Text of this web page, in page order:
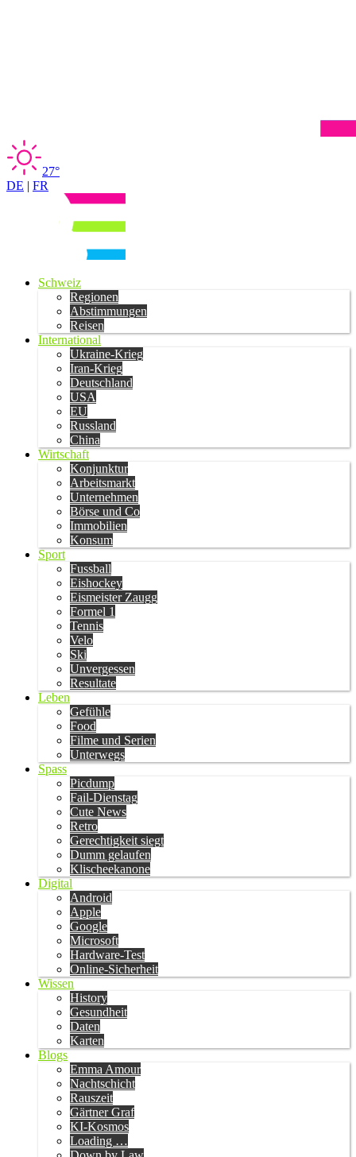
27°
DE | FR
Schweiz
Regionen
Abstimmungen
Reisen
International
Ukraine-Krieg
Iran-Krieg
Deutschland
USA
EU
Russland
China
Wirtschaft
Konjunktur
Arbeitsmarkt
Unternehmen
Börse und Co
Immobilien
Konsum
Sport
Fussball
Eishockey
Eismeister Zaugg
Formel 1
Tennis
Velo
Ski
Unvergessen
Resultate
Leben
Gefühle
Food
Filme und Serien
Unterwegs
Spass
Picdump
Fail-Dienstag
Cute News
Retro
Gerechtigkeit siegt
Dumm gelaufen
Klischeekanone
Digital
Android
Apple
Google
Microsoft
Hardware-Test
Online-Sicherheit
Wissen
History
Gesundheit
Daten
Karten
Blogs
Emma Amour
Nachtschicht
Rauszeit
Gärtner Graf
KI-Kosmos
Loading …